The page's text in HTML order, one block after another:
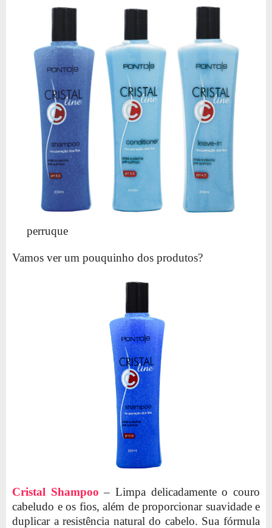
perruque
Vamos ver um pouquinho dos produtos?
Cristal Shampoo – Limpa delicadamente o couro
cabeludo e os fios, além de proporcionar suavidade e
duplicar a resistência natural do cabelo. Sua fórmula